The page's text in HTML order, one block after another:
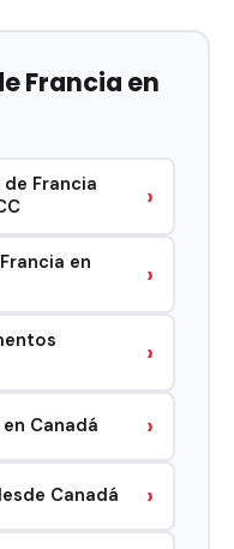
Francia en
Francia
›
en
›
›
Canadá ›
Canadá ›